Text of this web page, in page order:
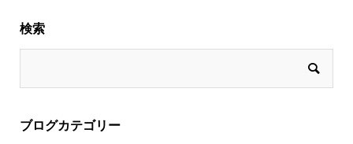
検索
ブログカテゴリー